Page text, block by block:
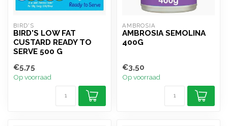
BIRD'S
BIRD'S LOW FAT
CUSTARD READY TO
SERVE 500 G
€5,75
Op voorraad
AMBROSIA
AMBROSIA SEMOLINA
400G
€3,50
Op voorraad